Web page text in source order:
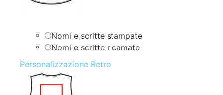
Nomi e scritte stampate
Nomi e scritte ricamate
Personalizzazione Retro